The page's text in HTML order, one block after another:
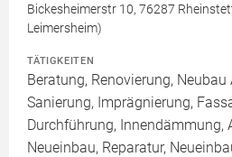
Bickesheimerstr 10, 76287
Leimersheim)
TÄTIGKEITEN
Beratung, Renovierung,
Sanierung, Imprägnierung,
Durchführung, Innendämmung,
Neueinbau, Reparatur,